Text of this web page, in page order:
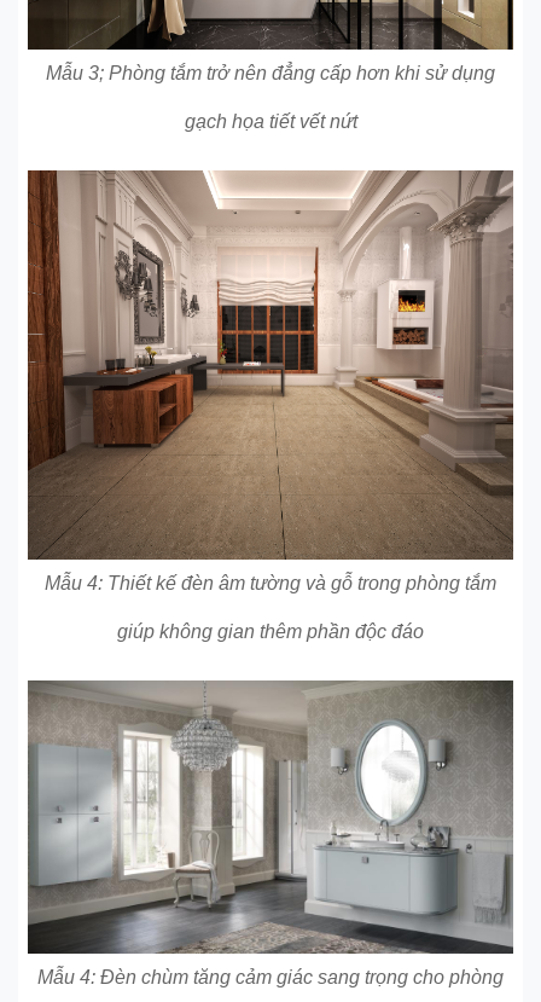
Mẫu 3; Phòng tắm trở nên đẳng cấp hơn khi sử dụng
gạch họa tiết vết nứt
Mẫu 4: Thiết kế đèn âm tường và gỗ trong phòng tắm
giúp không gian thêm phần độc đáo
Mẫu 4: Đèn chùm tăng cảm giác sang trọng cho phòng